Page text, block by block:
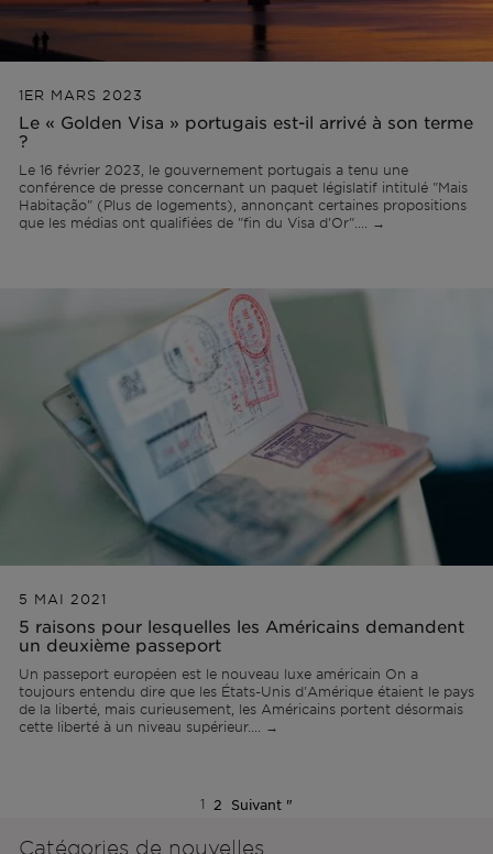
1ER MARS 2023
Le « Golden Visa » portugais est-il arrivé à son terme
?
Le 16 février 2023, le gouvernement portugais a tenu une
conférence de presse concernant un paquet législatif intitulé "Mais
Habitação" (Plus de logements), annonçant certaines propositions
que les médias ont qualifiées de "fin du Visa d'Or".... →
5 MAI 2021
5 raisons pour lesquelles les Américains demandent
un deuxième passeport
Un passeport européen est le nouveau luxe américain On a
toujours entendu dire que les États-Unis d'Amérique étaient le pays
de la liberté, mais curieusement, les Américains portent désormais
cette liberté à un niveau supérieur.... →
1 2 Suivant "
Catégories de nouvelles